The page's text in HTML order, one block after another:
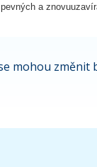
a
mohou